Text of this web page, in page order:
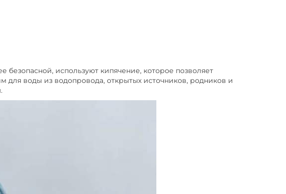
безопасной, используют кипячение, которое позволяет
воды из водопровода, открытых источников, родников и